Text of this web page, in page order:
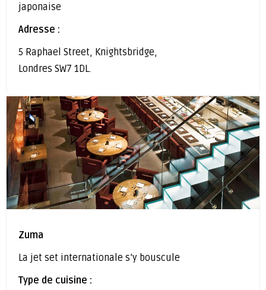
japonaise
Adresse :
5 Raphael Street, Knightsbridge,
Londres SW7 1DL.
Zuma
La jet set internationale s’y bouscule
Type de cuisine :